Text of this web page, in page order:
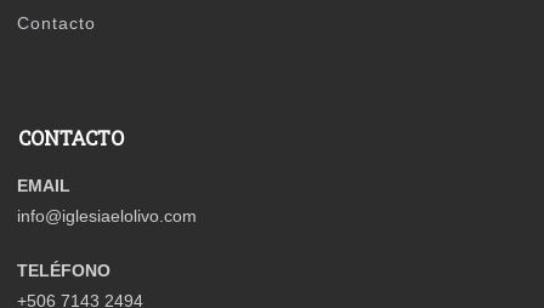
Contacto
CONTACTO
EMAIL
info@iglesiaelolivo.com
TELÉFONO
+506 7143 2494